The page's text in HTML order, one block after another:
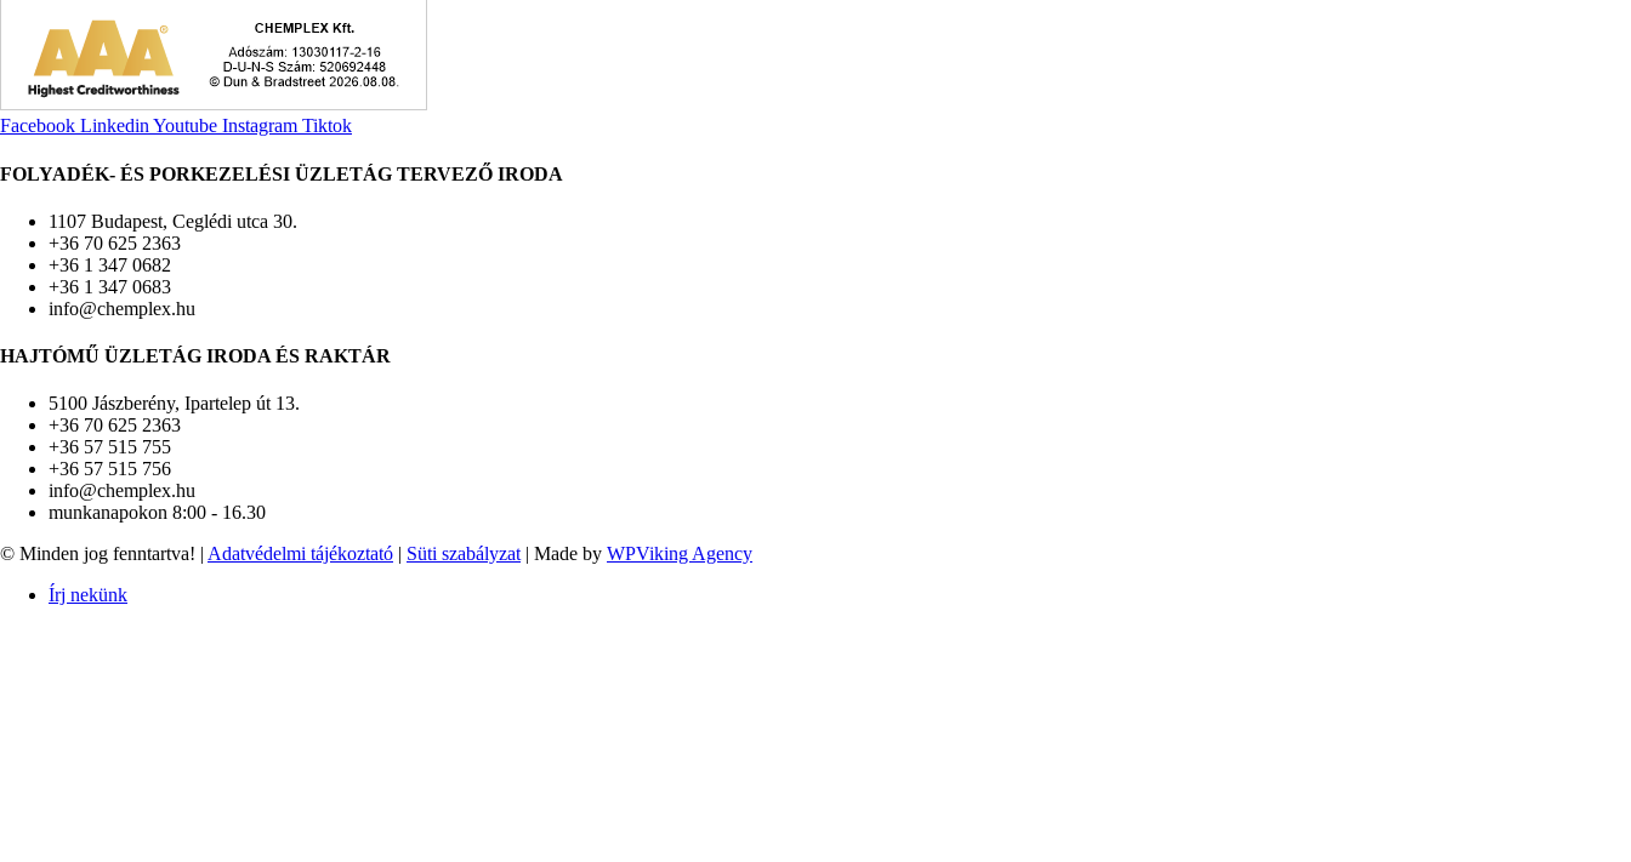
Facebook Linkedin Youtube Instagram Tiktok
FOLYADÉK- ÉS PORKEZELÉSI ÜZLETÁG TERVEZŐ IRODA
1107 Budapest, Ceglédi utca 30.
+36 70 625 2363
+36 1 347 0682
+36 1 347 0683
info@chemplex.hu
HAJTÓMŰ ÜZLETÁG IRODA ÉS RAKTÁR
5100 Jászberény, Ipartelep út 13.
+36 70 625 2363
+36 57 515 755
+36 57 515 756
info@chemplex.hu
munkanapokon 8:00 - 16.30
© Minden jog fenntartva! | Adatvédelmi tájékoztató | Süti szabályzat | Made by WPViking Agency
Írj nekünk